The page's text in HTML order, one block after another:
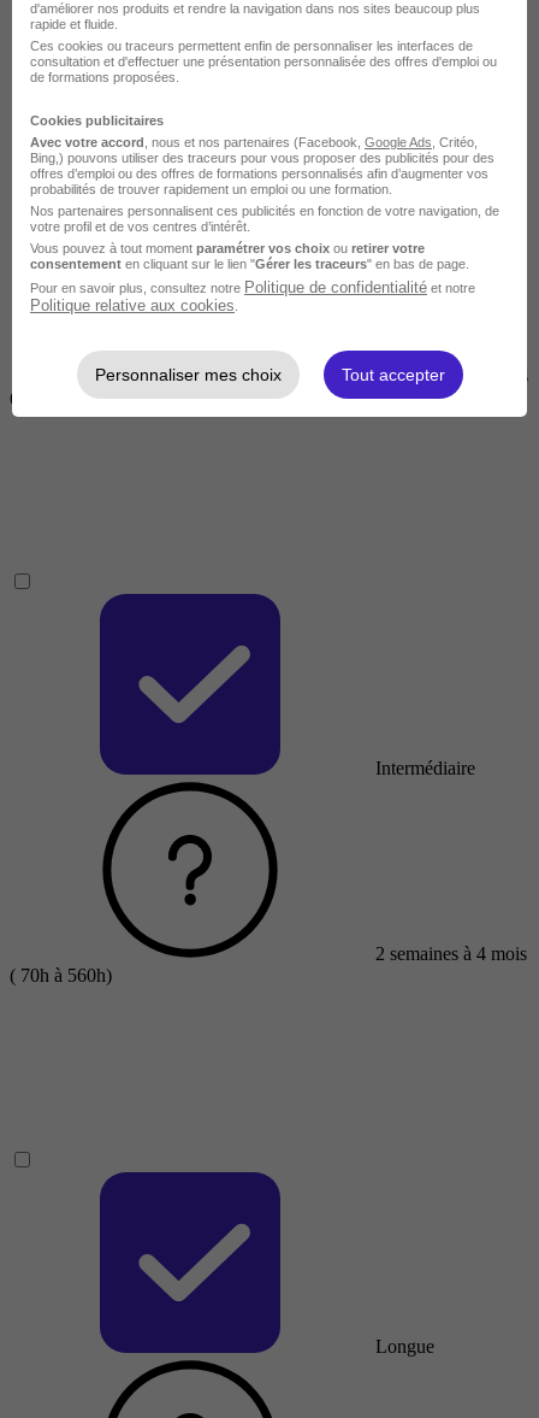
Courte
2 jours à 2 semaines
(14h à 70h)
Intermédiaire
2 semaines à 4 mois
( 70h à 560h)
Longue
d'améliorer nos produits et rendre la navigation dans nos sites beaucoup plus
rapide et fluide.
Ces cookies ou traceurs permettent enfin de personnaliser les interfaces de
consultation et d'effectuer une présentation personnalisée des offres d'emploi ou
de formations proposées.
Cookies publicitaires
Avec votre accord , nous et nos partenaires (Facebook, Google Ads , Critéo,
Bing,) pouvons utiliser des traceurs pour vous proposer des publicités pour des
offres d’emploi ou des offres de formations personnalisés afin d’augmenter vos
probabilités de trouver rapidement un emploi ou une formation.
Nos partenaires personnalisent ces publicités en fonction de votre navigation, de
votre profil et de vos centres d’intérêt.
Vous pouvez à tout moment paramétrer vos choix ou retirer votre
consentement en cliquant sur le lien "Gérer les traceurs" en bas de page.
Pour en savoir plus, consultez notre Politique de confidentialité et notre
Politique relative aux cookies
Personnaliser mes choix Tout accepter